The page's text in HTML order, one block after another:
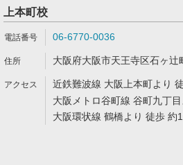
上本町校
06-6770-0036
大阪府大阪市天王寺区石ヶ辻
近鉄難波線 大阪上本町より
大阪メトロ谷町線 谷町九丁
大阪環状線 鶴橋より 徒歩 約